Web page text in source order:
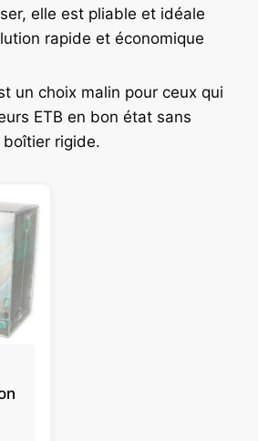
elle est pliable et idéale
rapide et économique
un choix malin pour ceux qui
ETB en bon état sans
rigide.